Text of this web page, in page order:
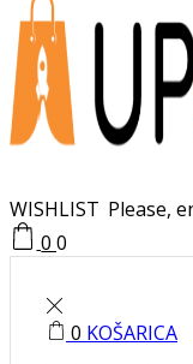
WISHLIST Please,
00
0 KOŠARICA